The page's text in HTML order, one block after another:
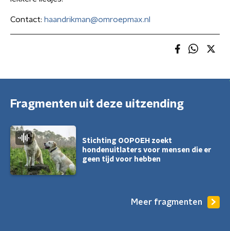
Contact: haandrikman@omroepmax.nl
Fragmenten uit deze uitzending
Stichting OOPOEH zoekt
hondenuitlaters voor mensen die er
geen tijd voor hebben
Meer fragmenten